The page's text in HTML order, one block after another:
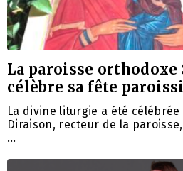
La paroisse orthodoxe
célèbre sa fête
La divine liturgie a été
Diraison, recteur de la
…